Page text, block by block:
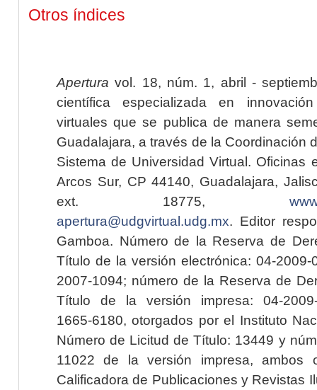
Otros índices
Apertura vol. 18, núm. 1, abril -
científica especializada en
virtuales que se publica de manera
Guadalajara, a través de la Coordinación
Sistema de Universidad Virtual. Oficinas
Arcos Sur, CP 44140, Guadalajara,
ext. 18775,
apertura@udgvirtual.udg.mx. Editor
Gamboa. Número de la Reserva de
Título de la versión electrónica: 04-2009-
2007-1094; número de la Reserva de
Título de la versión impresa: 04-2009-
1665-6180, otorgados por el Instituto
Número de Licitud de Título: 13449 y
11022 de la versión impresa, ambos
Calificadora de Publicaciones y Revistas